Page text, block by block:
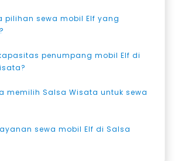
pilihan sewa mobil Elf yang
penumpang mobil Elf di
memilih Salsa Wisata untuk sewa
sewa mobil Elf di Salsa